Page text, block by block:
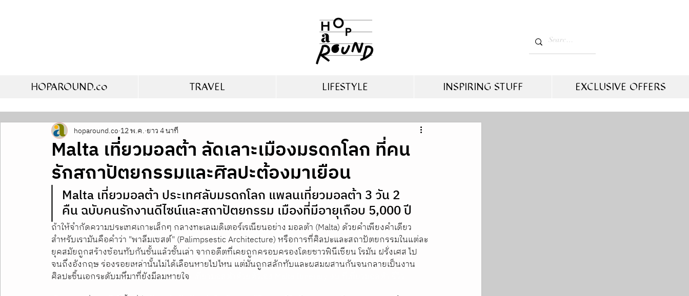
HOPAROUND.co TRAVEL LIFESTYLE INSPIRING STUFF EXCLUSIVE OFFERS
Malta เที่ยวมอลต้า ลัดเลาะเมืองมรดกโลก ที่คน
รักสถาปัตยกรรมและศิลปะต้องมาเยือน
hoparound.co 12 พ.ค. ยาว 4 นาที
Malta เที่ยวมอลต้า ประเทศลับมรดกโลก แพลนเที่ยวมอลต้า 3 วัน 2
คืน ฉบับคนรักงานดีไซน์และสถาปัตยกรรม เมืองที่มีอายุเกือบ 5,000 ปี
ถ้าให้จำกัดความประเทศเกาะเล็กๆ กลางทะเลเมดิเตอร์เรเนียนอย่าง มอลต้า (Malta) ด้วยคำเพียงคำเดียว
สำหรับเรามันคือคำว่า "พาลีมเซสต์" (Palimpsestic Architecture) หรือการที่ศิลปะและสถาปัตยกรรมในแต่ละ
ยุคสมัยถูกสร้างซ้อนทับกันชั้นแล้วชั้นเล่า จากอดีตที่เคยถูกครอบครองโดยชาวฟินีเซียน โรมัน ฝรั่งเศส ไป
จนถึงอังกฤษ ร่องรอยเหล่านั้นไม่ได้เลือนหายไปไหน แต่มันถูกสลักทับและผสมผสานกันจนกลายเป็นงาน
ศิลปะชิ้นเอกระดับมหึมาที่ยังมีลมหายใจ